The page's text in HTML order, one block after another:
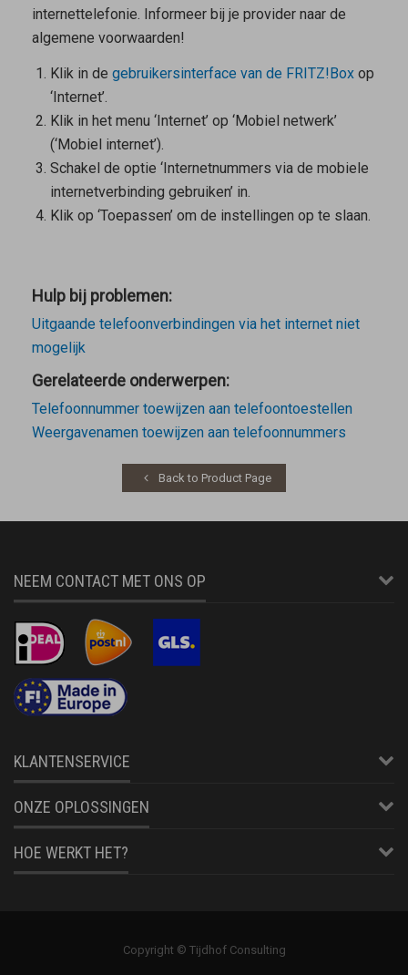
internettelefonie. Informeer bij je provider naar de
algemene voorwaarden!
Klik in de gebruikersinterface van de FRITZ!Boxop
‘Internet’.
Klik in het menu ‘Internet’ op ‘Mobiel netwerk’
(‘Mobiel internet’).
Schakel de optie ‘Internetnummers via de mobiele
internetverbinding gebruiken’ in.
Klik op ‘Toepassen’ om de instellingen op te slaan.
Hulp bij problemen:
Uitgaande telefoonverbindingen via het internet niet
mogelijk
Gerelateerde onderwerpen:
Telefoonnummer toewijzen aan telefoontoestellen
Weergavenamen toewijzen aan telefoonnummers
Back to Product Page
NEEM CONTACT MET ONS OP
KLANTENSERVICE
ONZE OPLOSSINGEN
HOE WERKT HET?
Copyright © Tijdhof Consulting